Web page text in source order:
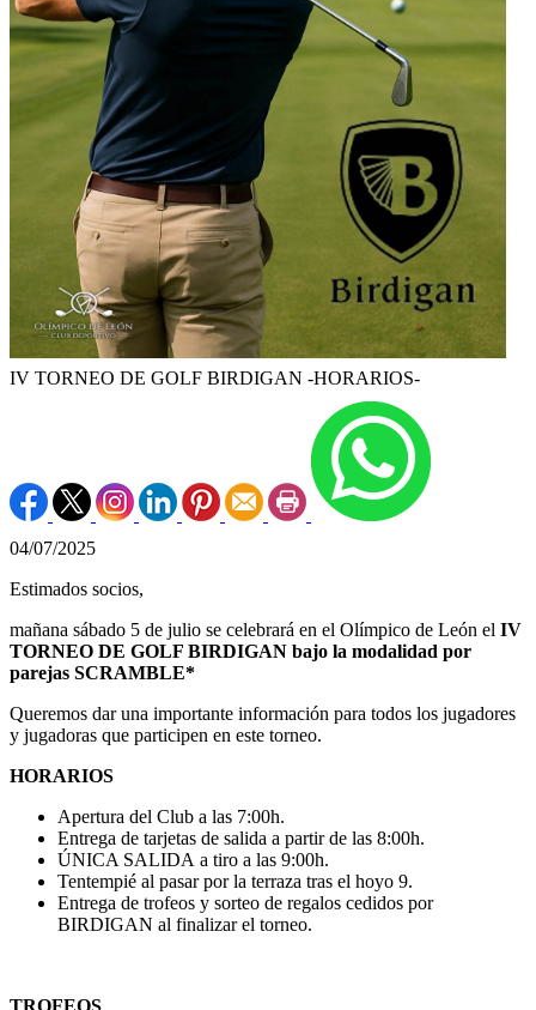
IV TORNEO DE GOLF BIRDIGAN -HORARIOS-
04/07/2025
Estimados socios,
mañana sábado 5 de julio se celebrará en el Olímpico de León el IV
TORNEO DE GOLF BIRDIGAN bajo la modalidad por
parejas SCRAMBLE*
Queremos dar una importante información para todos los jugadores
y jugadoras que participen en este torneo.
HORARIOS
Apertura del Club a las 7:00h.
Entrega de tarjetas de salida a partir de las 8:00h.
ÚNICA SALIDA a tiro a las 9:00h.
Tentempié al pasar por la terraza tras el hoyo 9.
Entrega de trofeos y sorteo de regalos cedidos por
BIRDIGAN al finalizar el torneo.